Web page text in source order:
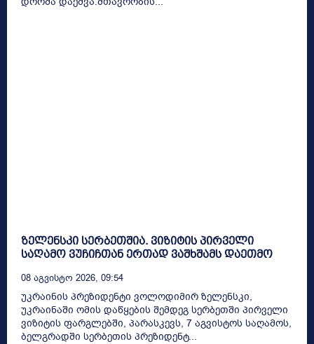
ზელენსკი სერბეთშია. ვიზიტის პირველი
საღამო ვუჩიჩთან ერთად ვაშხშამს დაეთმო
08 Აგვისტო 2026, 09:54
უკრაინის პრეზიდენტი ვოლოდიმირ ზელენსკი,
უკრაინაში ომის დაწყების შემდეგ სერბეთში პირველი
ვიზიტის ფარგლებში, პარასკევს, 7 აგვისტოს საღამოს,
ბელგრადში სერბეთის პრეზიდენტ...